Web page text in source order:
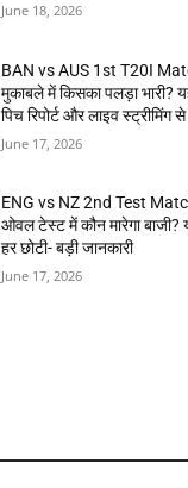
June 18, 2026
BAN vs AUS 1st T20I
मुकाबले में किसका पलड़ा भारी?
पिच रिपोर्ट और लाइव स्ट्रीमिंग
June 17, 2026
ENG vs NZ 2nd Test
ओवल टेस्ट में कौन मारेगा
हर छोटी- बड़ी जानकारी
June 17, 2026